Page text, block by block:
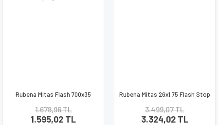
Rubena Mitas Flash 700x35
1.678,96 TL
1.595,02 TL
Rubena Mitas 26x1.75 Flash Stop
3.499,07 TL
3.324,02 TL